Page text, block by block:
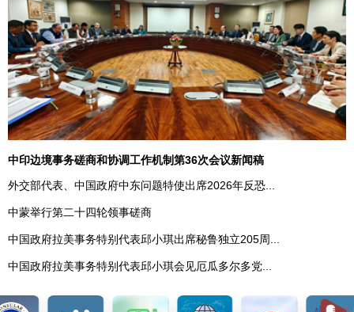
中印边境事务磋商和协调工作机制第36次会议新闻稿
外交部代表、中国政府中东问题特使出席2026年反恐...
中蒙举行第二十四轮领事磋商
中国政府拉美事务特别代表邱小琪出席秘鲁独立205周...
中国政府拉美事务特别代表邱小琪会见厄瓜多尔多党...